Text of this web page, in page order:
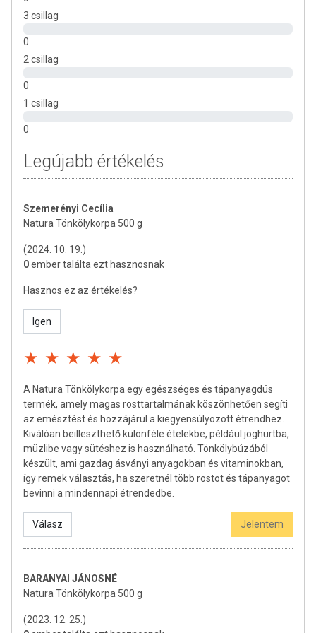
3 csillag
0
2 csillag
0
1 csillag
0
Legújabb értékelés
Szemerényi Cecília
Natura Tönkölykorpa 500 g
(2024. 10. 19.)
0ember találta ezt hasznosnak
Hasznos ez az értékelés?
Igen
A Natura Tönkölykorpa egy egészséges és tápanyagdús
termék, amely magas rosttartalmának köszönhetően segíti
az emésztést és hozzájárul a kiegyensúlyozott étrendhez.
Kiválóan beilleszthető különféle ételekbe, például joghurtba,
müzlibe vagy sütéshez is használható. Tönkölybúzából
készült, ami gazdag ásványi anyagokban és vitaminokban,
így remek választás, ha szeretnél több rostot és tápanyagot
bevinni a mindennapi étrendedbe.
Válasz Jelentem
BARANYAI JÁNOSNÉ
Natura Tönkölykorpa 500 g
(2023. 12. 25.)